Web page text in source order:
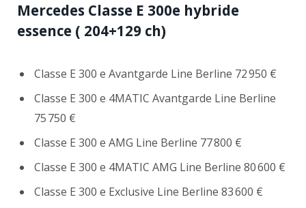
Mercedes Classe E 300e hybride
essence ( 204+129 ch)
Classe E 300 e Avantgarde Line Berline 72 950 €
Classe E 300 e 4MATIC Avantgarde Line Berline
75 750 €
Classe E 300 e AMG Line Berline 77 800 €
Classe E 300 e 4MATIC AMG Line Berline 80 600 €
Classe E 300 e Exclusive Line Berline 83 600 €